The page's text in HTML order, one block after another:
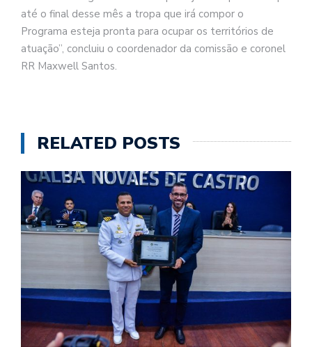
até o final desse mês a tropa que irá compor o
Programa esteja pronta para ocupar os territórios de
atuação”, concluiu o coordenador da comissão e coronel
RR Maxwell Santos.
RELATED POSTS